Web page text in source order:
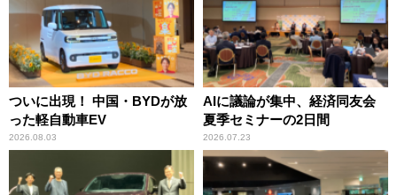
ついに出現！ 中国・BYDが放
った軽自動車EV
2026.08.03
AIに議論が集中、経済同友会
夏季セミナーの2日間
2026.07.23